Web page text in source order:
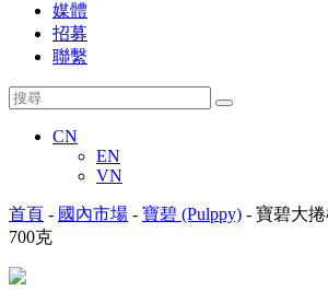
媒體
招募
聯繫
CN
EN
VN
首頁 - 國內市場 - 寶碧 (Pulppy) - 寶碧大捲
700克